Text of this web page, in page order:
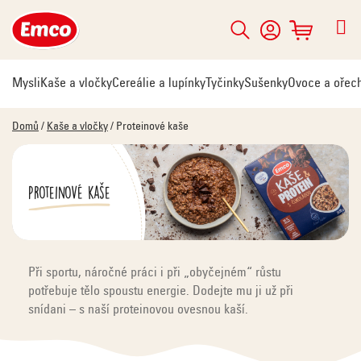
na
obsah
Hledat
NÁKUPNÍ
KOŠÍK
MysliKaše a vločkyCereálie a lupínky TyčinkySušenkyOvoce a
Domů / Kaše a vločky / Proteinové kaše
Proteinové kaše
Při sportu, náročné práci i při „obyčejném“ růstu
potřebuje tělo spoustu energie. Dodejte mu ji už při
snídani – s naší proteinovou ovesnou kaší.